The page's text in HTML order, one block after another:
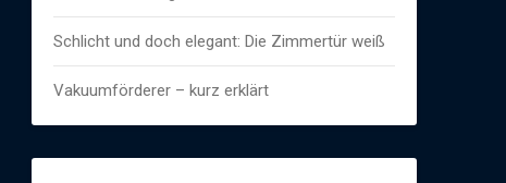
Schlicht und doch elegant: Die Zimmertür weiß
Vakuumförderer – kurz erklärt